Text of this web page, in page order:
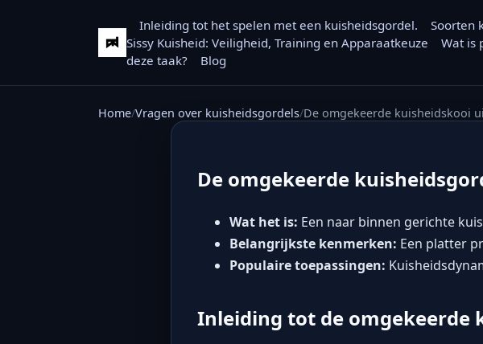
Inleiding tot het spelen met een kuisheidsgordel. Soorten
Sissy Kuisheid: Veiligheid, Training en Apparaatkeuze
Wat is
deze taak?
Blog
Home Vragen over kuisheidsgordels De omgekeerde kuisheidskooi
De omgekeerde
Wat het is: Een naar binnen gerichte
Belangrijkste kenmerken: Een platter
Populaire toepassingen:
Inleiding tot de omgekeerde